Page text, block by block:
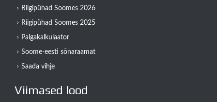
Riigipühad Soomes 2026
Riigipühad Soomes 2025
Palgakalkulaator
Soome-eesti sõnaraamat
Saada vihje
Viimased lood